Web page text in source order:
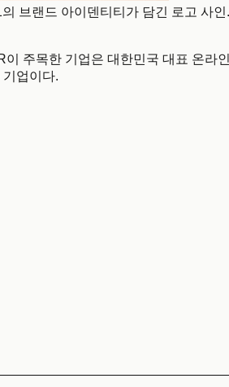
브랜드 아이덴티티가 담긴 로고
주목한 기업은 대한민국 대표 온라
기업이다.